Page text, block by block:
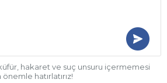
hakaret ve suç unsuru içermemesi
hatırlatırız!